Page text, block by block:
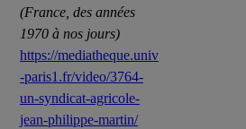
(France, des années
1970 à nos jours)
https://mediatheque.univ
-paris1.fr/video/3764-
un-syndicat-agricole-
jean-philippe-martin/